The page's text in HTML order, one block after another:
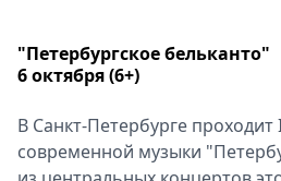
"Петербургское бельканто"
6 октября (6+)
В Санкт-Петербурге
современной музыки